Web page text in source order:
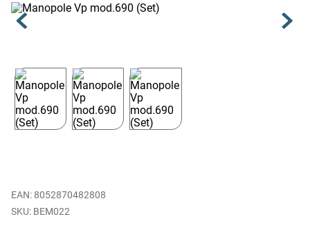
EAN: 8052870482808
BEM022